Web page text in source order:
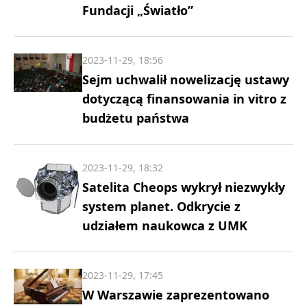
Fundacji „Światło”
Sejm uchwalił nowelizację ustawy
dotyczącą finansowania in vitro z
budżetu państwa
2023-11-29, 18:56
Satelita Cheops wykrył niezwykły
system planet. Odkrycie z
udziałem naukowca z UMK
2023-11-29, 18:32
W Warszawie zaprezentowano
2023-11-29, 17:45